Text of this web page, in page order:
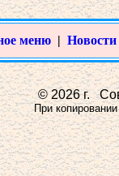
меню | Новости
© 2026 г.
При копировании